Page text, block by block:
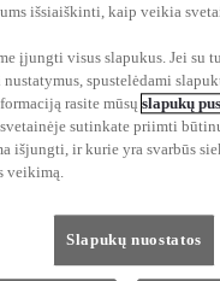
Toyota C-HR+ dabar
€ pirkimo subsidija.
išsiaiškinti, kaip veikia
įjungti visus slapukus. Jei su
spustelėdami
rasite mūsųslapukų
sutinkate priimti
išjungti, ir kurie yra svarbūs
veikimą.
Slapukų nuostatos